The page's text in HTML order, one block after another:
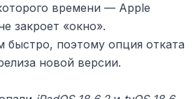
времени — Apple
закроет «окно».
быстро, поэтому опция отката
новой версии.